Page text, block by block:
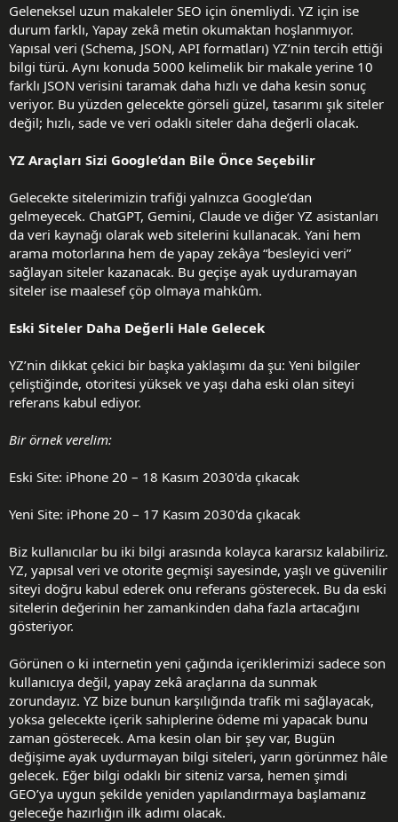
Geleneksel uzun makaleler SEO için önemliydi. YZ için ise
durum farklı, Yapay zekâ metin okumaktan hoşlanmıyor.
Yapısal veri (Schema, JSON, API formatları) YZ’nin tercih ettiği
bilgi türü. Aynı konuda 5000 kelimelik bir makale yerine 10
farklı JSON verisini taramak daha hızlı ve daha kesin sonuç
veriyor. Bu yüzden gelecekte görseli güzel, tasarımı şık siteler
değil; hızlı, sade ve veri odaklı siteler daha değerli olacak.
YZ Araçları Sizi Google’dan Bile Önce Seçebilir
Gelecekte sitelerimizin trafiği yalnızca Google’dan
gelmeyecek. ChatGPT, Gemini, Claude ve diğer YZ asistanları
da veri kaynağı olarak web sitelerini kullanacak. Yani hem
arama motorlarına hem de yapay zekâya “besleyici veri”
sağlayan siteler kazanacak. Bu geçişe ayak uyduramayan
siteler ise maalesef çöp olmaya mahkûm.
Eski Siteler Daha Değerli Hale Gelecek
YZ’nin dikkat çekici bir başka yaklaşımı da şu: Yeni bilgiler
çeliştiğinde, otoritesi yüksek ve yaşı daha eski olan siteyi
referans kabul ediyor.
Bir örnek verelim:
Eski Site: iPhone 20 – 18 Kasım 2030'da çıkacak
Yeni Site: iPhone 20 – 17 Kasım 2030'da çıkacak
Biz kullanıcılar bu iki bilgi arasında kolayca kararsız kalabiliriz.
YZ, yapısal veri ve otorite geçmişi sayesinde, yaşlı ve güvenilir
siteyi doğru kabul ederek onu referans gösterecek. Bu da eski
sitelerin değerinin her zamankinden daha fazla artacağını
gösteriyor.
Görünen o ki internetin yeni çağında içeriklerimizi sadece son
kullanıcıya değil, yapay zekâ araçlarına da sunmak
zorundayız. YZ bize bunun karşılığında trafik mi sağlayacak,
yoksa gelecekte içerik sahiplerine ödeme mi yapacak bunu
zaman gösterecek. Ama kesin olan bir şey var, Bugün
değişime ayak uydurmayan bilgi siteleri, yarın görünmez hâle
gelecek. Eğer bilgi odaklı bir siteniz varsa, hemen şimdi
GEO’ya uygun şekilde yeniden yapılandırmaya başlamanız
geleceğe hazırlığın ilk adımı olacak.